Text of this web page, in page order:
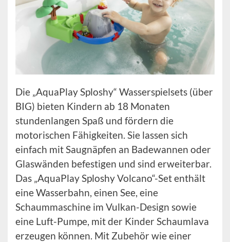
Die „AquaPlay Sploshy“ Wasserspielsets (über
BIG) bieten Kindern ab 18 Monaten
stundenlangen Spaß und fördern die
motorischen Fähigkeiten. Sie lassen sich
einfach mit Saugnäpfen an Badewannen oder
Glaswänden befestigen und sind erweiterbar.
Das „AquaPlay Sploshy Volcano“-Set enthält
eine Wasserbahn, einen See, eine
Schaummaschine im Vulkan-Design sowie
eine Luft-Pumpe, mit der Kinder Schaumlava
erzeugen können. Mit Zubehör wie einer